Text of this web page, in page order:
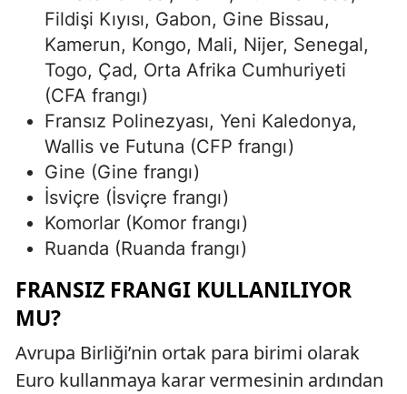
Fildişi Kıyısı, Gabon, Gine Bissau,
Kamerun, Kongo, Mali, Nijer, Senegal,
Togo, Çad, Orta Afrika Cumhuriyeti
(CFA frangı)
Fransız Polinezyası, Yeni Kaledonya,
Wallis ve Futuna (CFP frangı)
Gine (Gine frangı)
İsviçre (İsviçre frangı)
Komorlar (Komor frangı)
Ruanda (Ruanda frangı)
FRANSIZ FRANGI KULLANILIYOR
MU?
Avrupa Birliği’nin ortak para birimi olarak
Euro kullanmaya karar vermesinin ardından